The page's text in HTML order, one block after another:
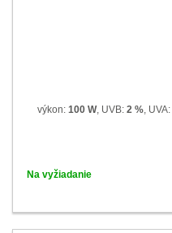
výkon: 100 W, UVB: 2 %, UVA:
Na vyžiadanie